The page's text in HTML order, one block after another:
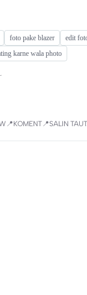
foto pake blazer edit
karne wala photo